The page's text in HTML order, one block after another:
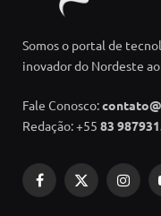
Somos o portal de
inovador do Nordeste
Fale Conosco:
Redação: +55 83
Facebook
X